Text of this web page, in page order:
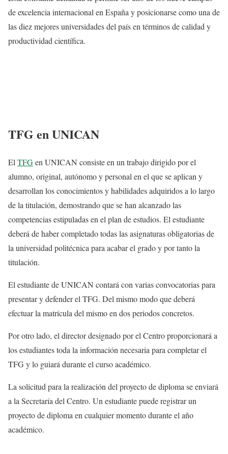
de excelencia internacional en España y posicionarse como una de
las diez mejores universidades del país en términos de calidad y
productividad científica.
TFG en UNICAN
ElTFGen UNICAN consiste en un trabajo dirigido por el
alumno, original, autónomo y personal en el que se aplican y
desarrollan los conocimientos y habilidades adquiridos a lo largo
de la titulación, demostrando que se han alcanzado las
competencias estipuladas en el plan de estudios. El estudiante
deberá de haber completado todas las asignaturas obligatorias de
la universidad politécnica para acabar el grado y por tanto la
titulación.
El estudiante de UNICAN contará con varias convocatorias para
presentar y defender el TFG. Del mismo modo que deberá
efectuar la matrícula del mismo en dos periodos concretos.
Por otro lado, el director designado por el Centro proporcionará a
los estudiantes toda la información necesaria para completar el
TFG y lo guiará durante el curso académico.
La solicitud para la realización del proyecto de diploma se enviará
a la Secretaría del Centro. Un estudiante puede registrar un
proyecto de diploma en cualquier momento durante el año
académico.